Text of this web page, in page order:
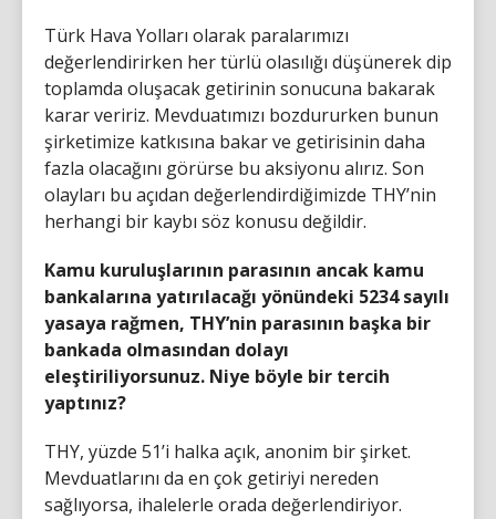
Türk Hava Yolları olarak paralarımızı
değerlendirirken her türlü olasılığı düşünerek dip
toplamda oluşacak getirinin sonucuna bakarak
karar veririz. Mevduatımızı bozdururken bunun
şirketimize katkısına bakar ve getirisinin daha
fazla olacağını görürse bu aksiyonu alırız. Son
olayları bu açıdan değerlendirdiğimizde THY’nin
herhangi bir kaybı söz konusu değildir.
Kamu kuruluşlarının parasının ancak kamu
bankalarına yatırılacağı yönündeki 5234 sayılı
yasaya rağmen, THY’nin parasının başka bir
bankada olmasından dolayı
eleştiriliyorsunuz. Niye böyle bir tercih
yaptınız?
THY, yüzde 51’i halka açık, anonim bir şirket.
Mevduatlarını da en çok getiriyi nereden
sağlıyorsa, ihalelerle orada değerlendiriyor.